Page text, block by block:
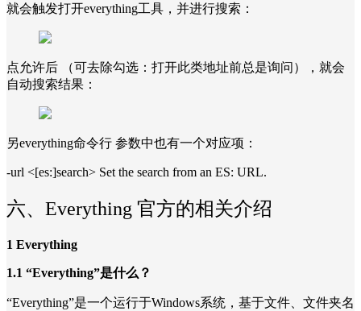
就会触发打开everything工具，并进行搜索：
点允许后 （可去除勾选：打开此类地址前总是询问），就会
自动搜索结果：
另everything命令行 参数中也有一个对应项：
-url <[es:]search> Set the search from an ES: URL.
六、Everything 官方的相关介绍
1 Everything
1.1 “Everything”是什么？
“Everything”是一个运行于Windows系统，基于文件、文件夹名